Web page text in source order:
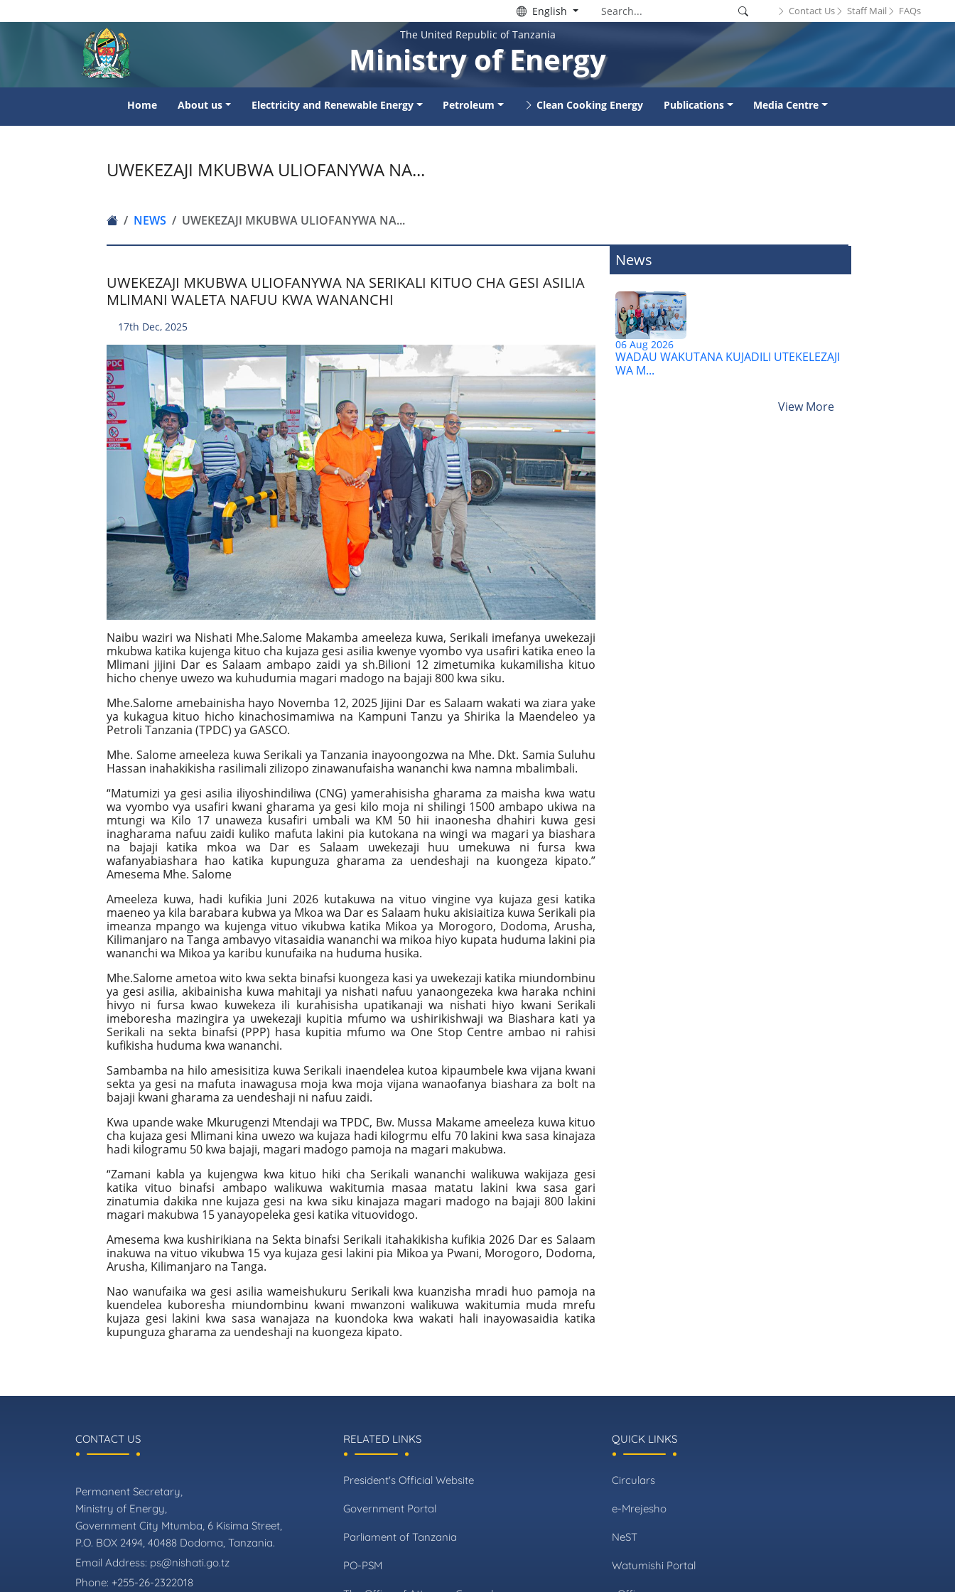
English Contact Us Staff Mail FAQs
The United Republic of Tanzania
Ministry of Energy
Home About us Electricity and Renewable Energy Petroleum Clean Cooking Energy Publications Media Centre
UWEKEZAJI MKUBWA ULIOFANYWA NA...
NEWS UWEKEZAJI MKUBWA ULIOFANYWA NA...
UWEKEZAJI MKUBWA ULIOFANYWA NA SERIKALI KITUO CHA GESI ASILIA
MLIMANI WALETA NAFUU KWA WANANCHI
17th Dec, 2025
Naibu waziri wa Nishati Mhe.Salome Makamba ameeleza kuwa, Serikali imefanya uwekezaji
mkubwa katika kujenga kituo cha kujaza gesi asilia kwenye vyombo vya usafiri katika eneo la
Mlimani jijini Dar es Salaam ambapo zaidi ya sh.Bilioni 12 zimetumika kukamilisha kituo
hicho chenye uwezo wa kuhudumia magari madogo na bajaji 800 kwa siku.
Mhe.Salome amebainisha hayo Novemba 12, 2025 Jijini Dar es Salaam wakati wa ziara yake
ya kukagua kituo hicho kinachosimamiwa na Kampuni Tanzu ya Shirika la Maendeleo ya
Petroli Tanzania (TPDC) ya GASCO.
Mhe. Salome ameeleza kuwa Serikali ya Tanzania inayoongozwa na Mhe. Dkt. Samia Suluhu
Hassan inahakikisha rasilimali zilizopo zinawanufaisha wananchi kwa namna mbalimbali.
“Matumizi ya gesi asilia iliyoshindiliwa (CNG) yamerahisisha gharama za maisha kwa watu
wa vyombo vya usafiri kwani gharama ya gesi kilo moja ni shilingi 1500 ambapo ukiwa na
mtungi wa Kilo 17 unaweza kusafiri umbali wa KM 50 hii inaonesha dhahiri kuwa gesi
inagharama nafuu zaidi kuliko mafuta lakini pia kutokana na wingi wa magari ya biashara
na bajaji katika mkoa wa Dar es Salaam uwekezaji huu umekuwa ni fursa kwa
wafanyabiashara hao katika kupunguza gharama za uendeshaji na kuongeza kipato.”
Amesema Mhe. Salome
Ameeleza kuwa, hadi kufikia Juni 2026 kutakuwa na vituo vingine vya kujaza gesi katika
maeneo ya kila barabara kubwa ya Mkoa wa Dar es Salaam huku akisiaitiza kuwa Serikali pia
imeanza mpango wa kujenga vituo vikubwa katika Mikoa ya Morogoro, Dodoma, Arusha,
Kilimanjaro na Tanga ambavyo vitasaidia wananchi wa mikoa hiyo kupata huduma lakini pia
wananchi wa Mikoa ya karibu kunufaika na huduma husika.
Mhe.Salome ametoa wito kwa sekta binafsi kuongeza kasi ya uwekezaji katika miundombinu
ya gesi asilia, akibainisha kuwa mahitaji ya nishati nafuu yanaongezeka kwa haraka nchini
hivyo ni fursa kwao kuwekeza ili kurahisisha upatikanaji wa nishati hiyo kwani Serikali
imeboresha mazingira ya uwekezaji kupitia mfumo wa ushirikishwaji wa Biashara kati ya
Serikali na sekta binafsi (PPP) hasa kupitia mfumo wa One Stop Centre ambao ni rahisi
kufikisha huduma kwa wananchi.
Sambamba na hilo amesisitiza kuwa Serikali inaendelea kutoa kipaumbele kwa vijana kwani
sekta ya gesi na mafuta inawagusa moja kwa moja vijana wanaofanya biashara za bolt na
bajaji kwani gharama za uendeshaji ni nafuu zaidi.
Kwa upande wake Mkurugenzi Mtendaji wa TPDC, Bw. Mussa Makame ameeleza kuwa kituo
cha kujaza gesi Mlimani kina uwezo wa kujaza hadi kilogrmu elfu 70 lakini kwa sasa kinajaza
hadi kilogramu 50 kwa bajaji, magari madogo pamoja na magari makubwa.
“Zamani kabla ya kujengwa kwa kituo hiki cha Serikali wananchi walikuwa wakijaza gesi
katika vituo binafsi ambapo walikuwa wakitumia masaa matatu lakini kwa sasa gari
zinatumia dakika nne kujaza gesi na kwa siku kinajaza magari madogo na bajaji 800 lakini
magari makubwa 15 yanayopeleka gesi katika vituovidogo.
Amesema kwa kushirikiana na Sekta binafsi Serikali itahakikisha kufikia 2026 Dar es Salaam
inakuwa na vituo vikubwa 15 vya kujaza gesi lakini pia Mikoa ya Pwani, Morogoro, Dodoma,
Arusha, Kilimanjaro na Tanga.
Nao wanufaika wa gesi asilia wameishukuru Serikali kwa kuanzisha mradi huo pamoja na
kuendelea kuboresha miundombinu kwani mwanzoni walikuwa wakitumia muda mrefu
kujaza gesi lakini kwa sasa wanajaza na kuondoka kwa wakati hali inayowasaidia katika
kupunguza gharama za uendeshaji na kuongeza kipato.
News
06 Aug 2026
WADAU WAKUTANA KUJADILI UTEKELEZAJI
WA M...
View More
CONTACT US
Permanent Secretary,
Ministry of Energy,
Government City Mtumba, 6 Kisima Street,
P.O. BOX 2494, 40488 Dodoma, Tanzania.
Email Address: ps@nishati.go.tz
Phone: +255-26-2322018
RELATED LINKS
President's Official Website
Government Portal
Parliament of Tanzania
PO-PSM
QUICK LINKS
Circulars
e-Mrejesho
NeST
Watumishi Portal